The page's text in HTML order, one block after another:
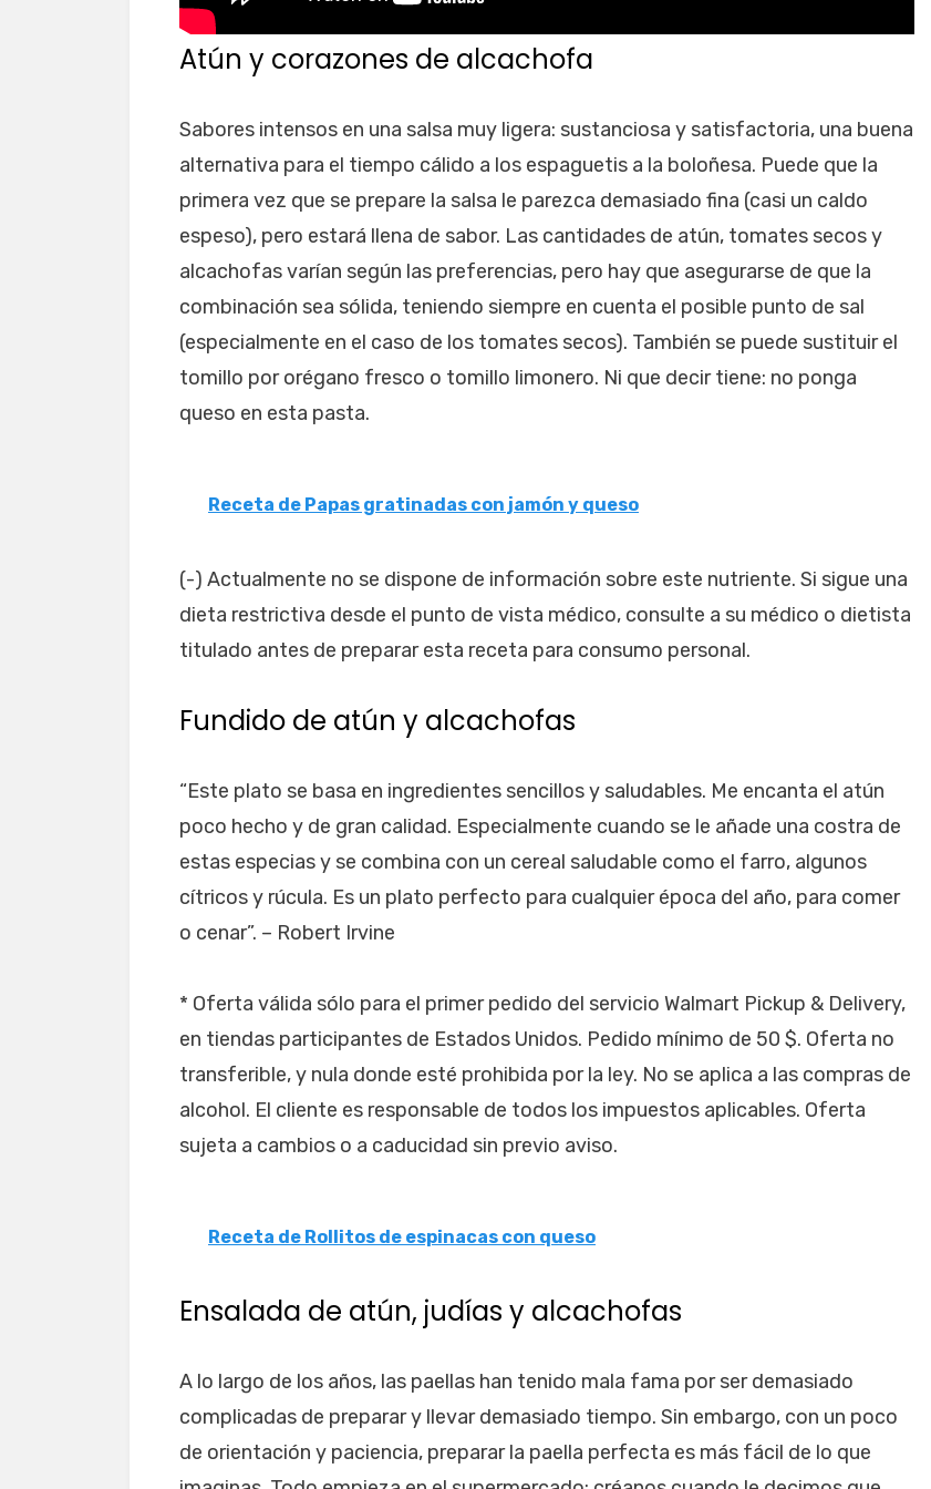
Atún y corazones de alcachofa
Sabores intensos en una salsa muy ligera: sustanciosa y satisfactoria, una buena
alternativa para el tiempo cálido a los espaguetis a la boloñesa. Puede que la
primera vez que se prepare la salsa le parezca demasiado fina (casi un caldo
espeso), pero estará llena de sabor. Las cantidades de atún, tomates secos y
alcachofas varían según las preferencias, pero hay que asegurarse de que la
combinación sea sólida, teniendo siempre en cuenta el posible punto de sal
(especialmente en el caso de los tomates secos). También se puede sustituir el
tomillo por orégano fresco o tomillo limonero. Ni que decir tiene: no ponga
queso en esta pasta.
Receta de Papas gratinadas con jamón y queso
(-) Actualmente no se dispone de información sobre este nutriente. Si sigue una
dieta restrictiva desde el punto de vista médico, consulte a su médico o dietista
titulado antes de preparar esta receta para consumo personal.
Fundido de atún y alcachofas
“Este plato se basa en ingredientes sencillos y saludables. Me encanta el atún
poco hecho y de gran calidad. Especialmente cuando se le añade una costra de
estas especias y se combina con un cereal saludable como el farro, algunos
cítricos y rúcula. Es un plato perfecto para cualquier época del año, para comer
o cenar”. – Robert Irvine
* Oferta válida sólo para el primer pedido del servicio Walmart Pickup & Delivery,
en tiendas participantes de Estados Unidos. Pedido mínimo de 50 $. Oferta no
transferible, y nula donde esté prohibida por la ley. No se aplica a las compras de
alcohol. El cliente es responsable de todos los impuestos aplicables. Oferta
sujeta a cambios o a caducidad sin previo aviso.
Receta de Rollitos de espinacas con queso
Ensalada de atún, judías y alcachofas
A lo largo de los años, las paellas han tenido mala fama por ser demasiado
complicadas de preparar y llevar demasiado tiempo. Sin embargo, con un poco
de orientación y paciencia, preparar la paella perfecta es más fácil de lo que